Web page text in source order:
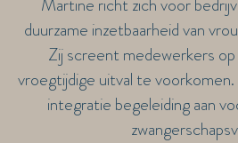
duurzame inzetbaarheid van
Zij screent medewerkers
vroegtijdige uitval te
integratie begeleiding aan